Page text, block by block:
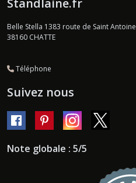
Standlaine.fr
Belle Stella 1383 route de Saint Antoine
38160 CHATTE
Téléphone
Suivez nous
Note globale : 5/5